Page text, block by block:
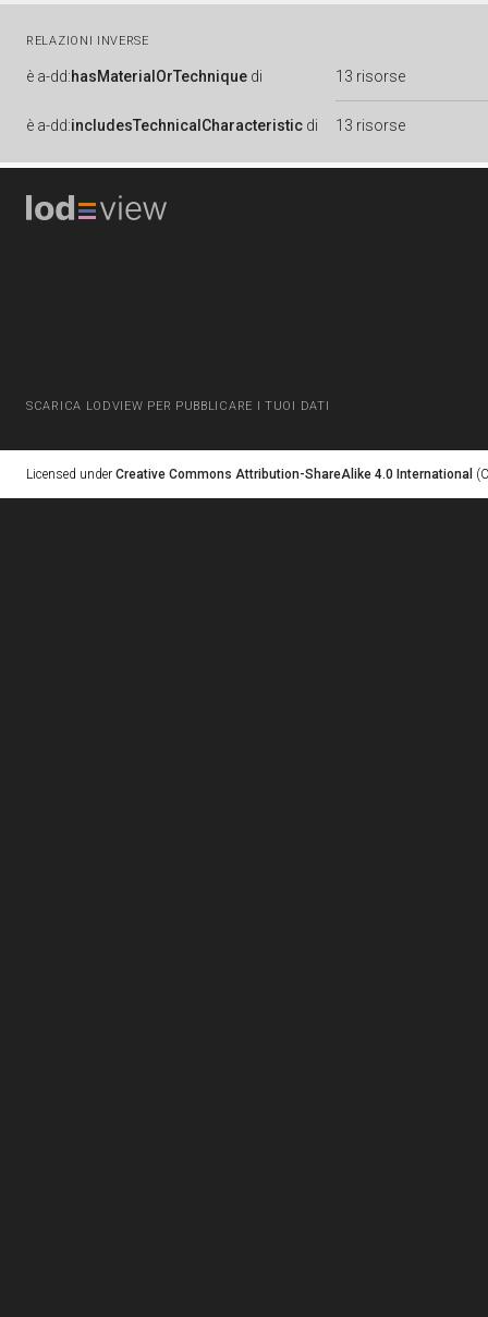
RELAZIONI INVERSE
è a-dd:hasMaterialOrTechnique di 13 risorse
è a-dd:includesTechnicalCharacteristic di 13 risorse
SCARICA LODVIEW PER PUBBLICARE I TUOI DATI
Licensed under Creative Commons Attribution-ShareAlike 4.0 International